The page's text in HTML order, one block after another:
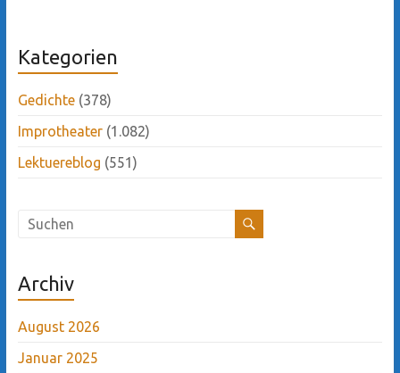
Kategorien
Gedichte(378)
Improtheater(1.082)
Lektuereblog (551)
Archiv
August 2026
Januar 2025